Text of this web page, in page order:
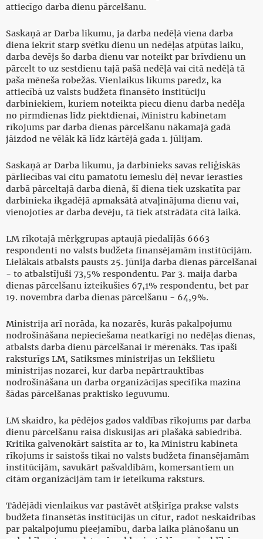
attiecīgo darba dienu pārcelšanu.
Saskaņā ar Darba likumu, ja darba nedēļā viena darba
diena iekrīt starp svētku dienu un nedēļas atpūtas laiku,
darba devējs šo darba dienu var noteikt par brīvdienu un
pārcelt to uz sestdienu tajā pašā nedēļā vai citā nedēļā tā
paša mēneša robežās. Vienlaikus likums paredz, ka
attiecībā uz valsts budžeta finansēto institūciju
darbiniekiem, kuriem noteikta piecu dienu darba nedēļa
no pirmdienas līdz piektdienai, Ministru kabinetam
rīkojums par darba dienas pārcelšanu nākamajā gadā
jāizdod ne vēlāk kā līdz kārtējā gada 1. jūlijam.
Saskaņā ar Darba likumu, ja darbinieks savas reliģiskās
pārliecības vai citu pamatotu iemeslu dēļ nevar ierasties
darbā pārceltajā darba dienā, šī diena tiek uzskatīta par
darbinieka ikgadējā apmaksātā atvaļinājuma dienu vai,
vienojoties ar darba devēju, tā tiek atstrādāta citā laikā.
LM rīkotajā mērķgrupas aptaujā piedalījās 6663
respondenti no valsts budžeta finansējamām institūcijām.
Lielākais atbalsts pausts 25. jūnija darba dienas pārcelšanai
- to atbalstījuši 73,5% respondentu. Par 3. maija darba
dienas pārcelšanu izteikušies 67,1% respondentu, bet par
19. novembra darba dienas pārcelšanu - 64,9%.
Ministrija arī norāda, ka nozarēs, kurās pakalpojumu
nodrošināšana nepieciešama neatkarīgi no nedēļas dienas,
atbalsts darba dienu pārcelšanai ir mērenāks. Tas īpaši
raksturīgs LM, Satiksmes ministrijas un Iekšlietu
ministrijas nozarei, kur darba nepārtrauktības
nodrošināšana un darba organizācijas specifika mazina
šādas pārcelšanas praktisko ieguvumu.
LM skaidro, ka pēdējos gados valdības rīkojums par darba
dienu pārcelšanu raisa diskusijas arī plašākā sabiedrībā.
Kritika galvenokārt saistīta ar to, ka Ministru kabineta
rīkojums ir saistošs tikai no valsts budžeta finansējamām
institūcijām, savukārt pašvaldībām, komersantiem un
citām organizācijām tam ir ieteikuma raksturs.
Tādējādi vienlaikus var pastāvēt atšķirīga prakse valsts
budžeta finansētās institūcijās un citur, radot neskaidrības
par pakalpojumu pieejamību, darba laika plānošanu un